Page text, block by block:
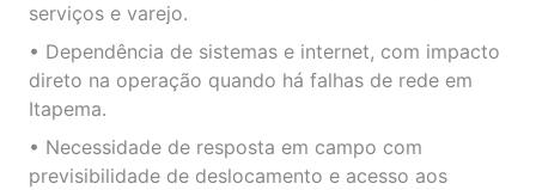
serviços e varejo.
• Dependência de sistemas e internet, com impacto
direto na operação quando há falhas de rede em
Itapema.
• Necessidade de resposta em campo com
previsibilidade de deslocamento e acesso aos